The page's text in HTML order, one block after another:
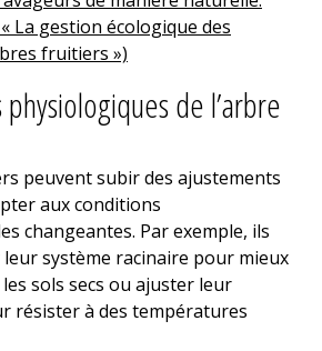
La gestion écologique des
fruitiers »)
de l’arbre
peuvent subir des ajustements
aux conditions
changeantes. Par exemple, ils
système racinaire pour mieux
les sols secs ou ajuster leur
résister à des températures